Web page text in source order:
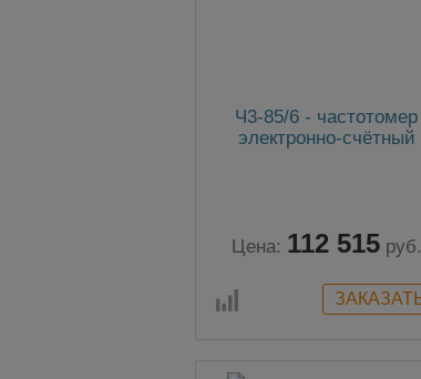
Ч3-85/6 - частотомер
электронно-счётный
Цена: 112 515 руб.